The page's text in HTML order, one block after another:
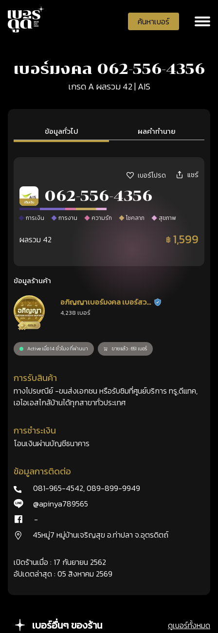
ค้นหาเบอร์
เบอร์มงคล 062-556-4356
เกรด A ผลรวม 42 | AIS
ข้อมูลทั่วไป ผลคำทำนาย
เบอร์โปรด แชร์
เติมเงิน 062-556-4356
การเงิน การงาน ความรัก โชคลาภ สุขภาพ
ผลรวม 42 ฿ 1,599
ข้อมูลร้านค้า
อภิญญาเบอร์มงคล เบอร์สวย
เลขศาสตร์
ร้านยืนยันแล้ว
4,238 เบอร์
Active เมื่อ 14 ชั่วโมง ที่ผ่านมา ขายแล้ว : 651 เบอร์
การรับสินค้า
ทางไปรษณีย์ -ขนส่งเอกชน หรือรับซิมที่ศูนย์บริการ ทรู,ดีแทค,
เอไอเอสไกล้บ้านได้ทุกสาขาทั่วประเทศ
การชำระเงิน
โอนเงินผ่านบัญชีธนาคาร
ข้อมูลการติดต่อ
081-965-4542,089-899-9949
@apinya789565
-
45หมู่7 หมู่บ้านเจริญสุข อ.ท่าปลา จ.อุตรดิตถ์
เปิดร้านเมื่อ : 17 กันยายน 2562
อัปเดตล่าสุด : 05 สิงหาคม 2569
เบอร์อื่นๆ ของร้าน ดูเบอร์ทั้งหมด